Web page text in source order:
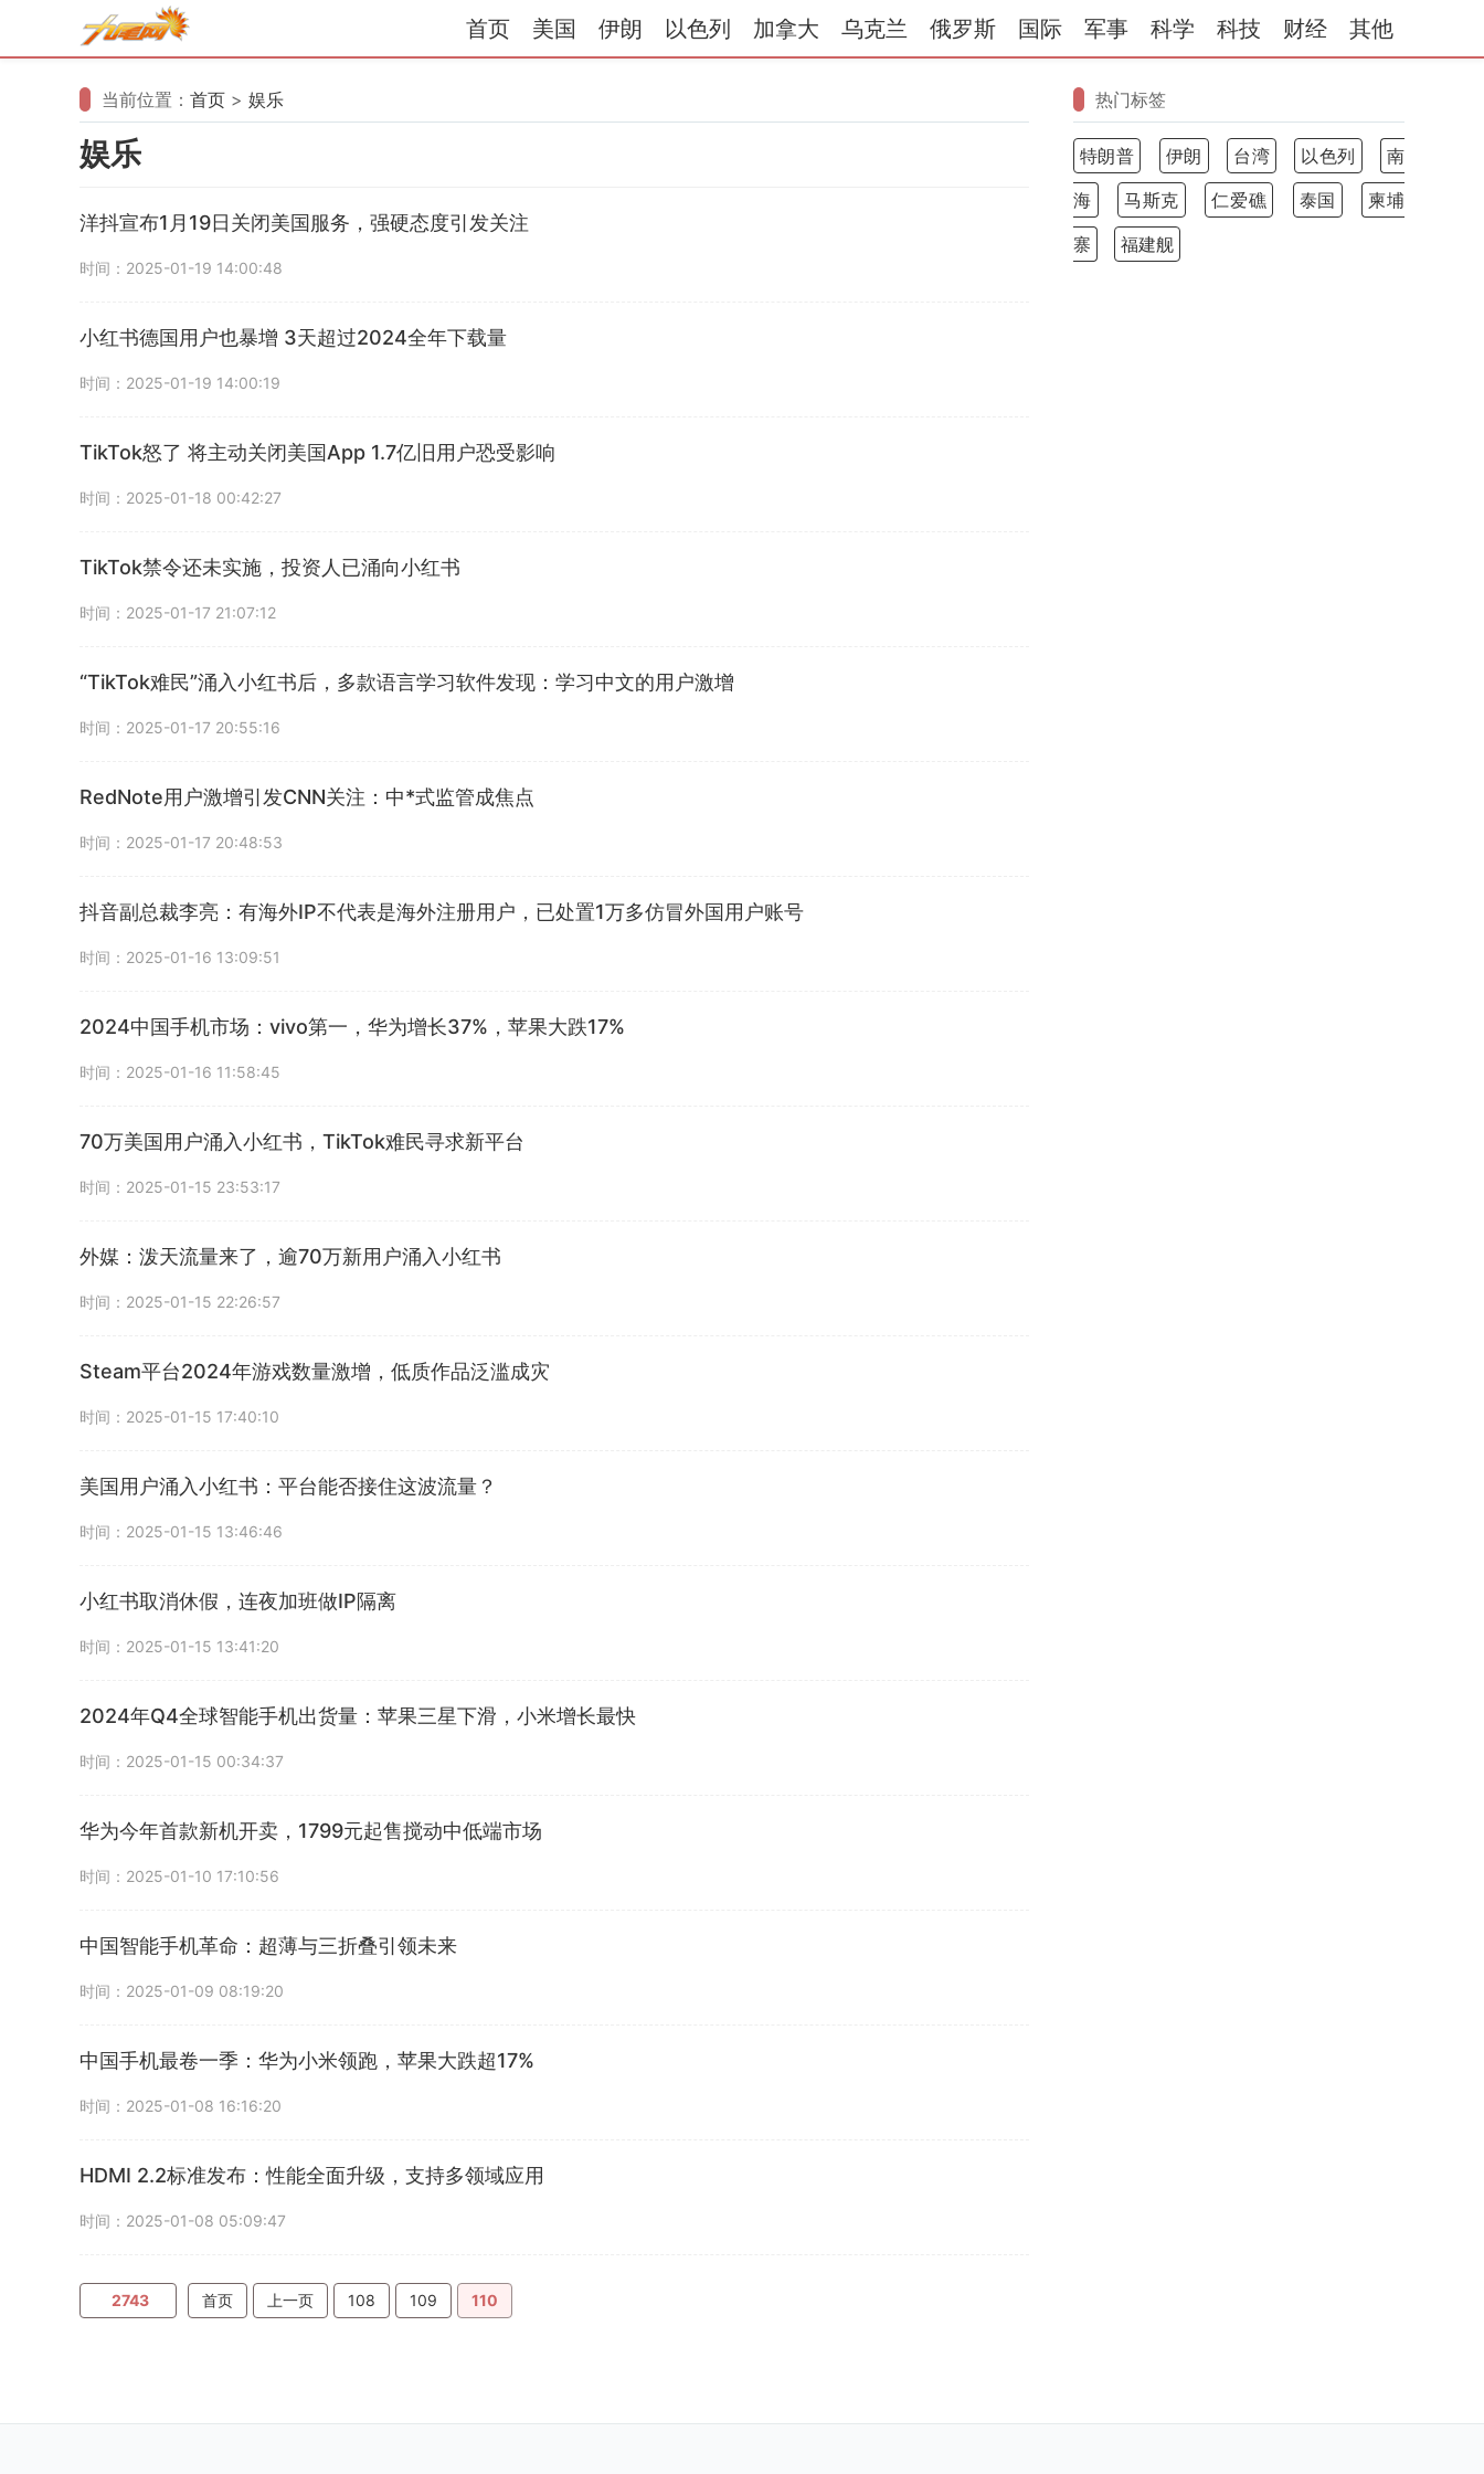
首页 美国 伊朗 以色列 加拿大 乌克兰 俄罗斯 国际 军事 科学 科技 财经 其他
当前位置： 首页 > 娱乐
娱乐
洋抖宣布1月19日关闭美国服务，强硬态度引发关注
时间：2025-01-19 14:00:48
小红书德国用户也暴增 3天超过2024全年下载量
时间：2025-01-19 14:00:19
TikTok怒了 将主动关闭美国App 1.7亿旧用户恐受影响
时间：2025-01-18 00:42:27
TikTok禁令还未实施，投资人已涌向小红书
时间：2025-01-17 21:07:12
“TikTok难民”涌入小红书后，多款语言学习软件发现：学习中文的用户激增
时间：2025-01-17 20:55:16
RedNote用户激增引发CNN关注：中*式监管成焦点
时间：2025-01-17 20:48:53
抖音副总裁李亮：有海外IP不代表是海外注册用户，已处置1万多仿冒外国用户账号
时间：2025-01-16 13:09:51
2024中国手机市场：vivo第一，华为增长37%，苹果大跌17%
时间：2025-01-16 11:58:45
70万美国用户涌入小红书，TikTok难民寻求新平台
时间：2025-01-15 23:53:17
外媒：泼天流量来了，逾70万新用户涌入小红书
时间：2025-01-15 22:26:57
Steam平台2024年游戏数量激增，低质作品泛滥成灾
时间：2025-01-15 17:40:10
美国用户涌入小红书：平台能否接住这波流量？
时间：2025-01-15 13:46:46
小红书取消休假，连夜加班做IP隔离
时间：2025-01-15 13:41:20
2024年Q4全球智能手机出货量：苹果三星下滑，小米增长最快
时间：2025-01-15 00:34:37
华为今年首款新机开卖，1799元起售搅动中低端市场
时间：2025-01-10 17:10:56
中国智能手机革命：超薄与三折叠引领未来
时间：2025-01-09 08:19:20
中国手机最卷一季：华为小米领跑，苹果大跌超17%
时间：2025-01-08 16:16:20
HDMI 2.2标准发布：性能全面升级，支持多领域应用
时间：2025-01-08 05:09:47
2743 首页 上一页 108 109 110
热门标签
特朗普 伊朗 台湾 以色列
南
海
马斯克 仁爱礁 泰国
柬埔
寨
福建舰